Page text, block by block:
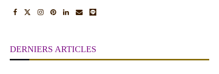
DERNIERS ARTICLES